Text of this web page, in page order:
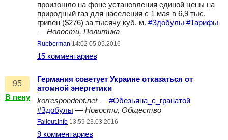
произошло на фоне установления единой цены на
природный газ для населения с 1 мая в 6,9 тыс.
гривен ($276) за тысячу куб. м. #Здобулы #Тарифы
— Новости, Политика
Rubberman 14:02 05.05.2016
15 комментариев
95
В пену
Германия советует Украине отказаться от
атомной энергетики
korrespondent.net— #Обезьяна_с_гранатой
#Здобулы — Новости, Общество
Fallout.info 13:59 23.03.2016
9 комментариев